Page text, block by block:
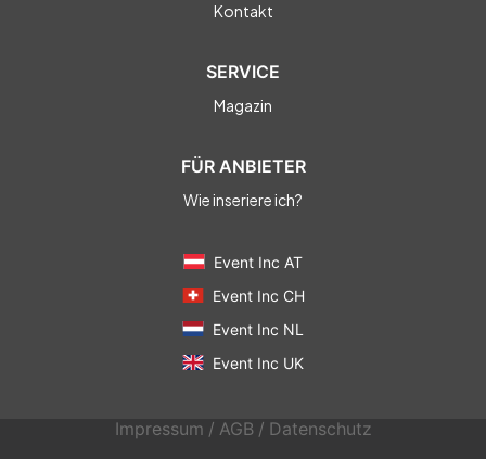
Kontakt
SERVICE
Magazin
FÜR ANBIETER
Wie inseriere ich?
Event Inc AT
Event Inc CH
Event Inc NL
Event Inc UK
Impressum / AGB / Datenschutz